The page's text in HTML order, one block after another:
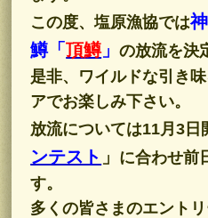
この度、塩原漁協では
鱒「頂鱒」の放流を決
是非、ワイルドな引き
アでお楽しみ下さい。
放流については11月3日
ンテスト 」 に合わせ前
す。
多くの皆さまのエント